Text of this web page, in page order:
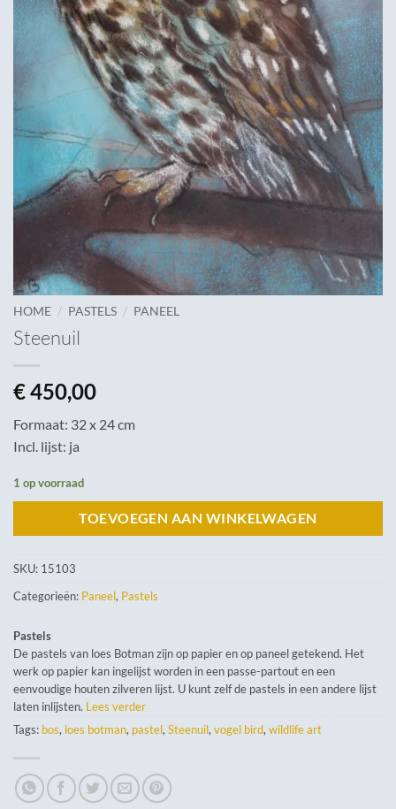
HOME / PASTELS / PANEEL
Steenuil
€450,00
Formaat: 32 x 24 cm
Incl. lijst: ja
1 op voorraad
TOEVOEGEN AAN WINKELWAGEN
SKU: 15103
Categorieën: Paneel, Pastels
Pastels
De pastels van loes Botman zijn op papier en op paneel getekend. Het
werk op papier kan ingelijst worden in een passe-partout en een
eenvoudige houten zilveren lijst. U kunt zelf de pastels in een andere lijst
laten inlijsten. Lees verder
Tags: bos, loes botman, pastel, Steenuil, vogel bird, wildlife art